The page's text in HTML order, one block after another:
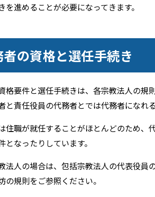
を進めることが必要になってきます。
の資格と選任手続き
格要件と選任手続きは、各宗教法人の規
と責任役員の代務者とでは代務者になれ
住職が就任することがほとんどのため、
となったりしています。
法人の場合は、包括宗教法人の代表役員
の規則をご参照ください。